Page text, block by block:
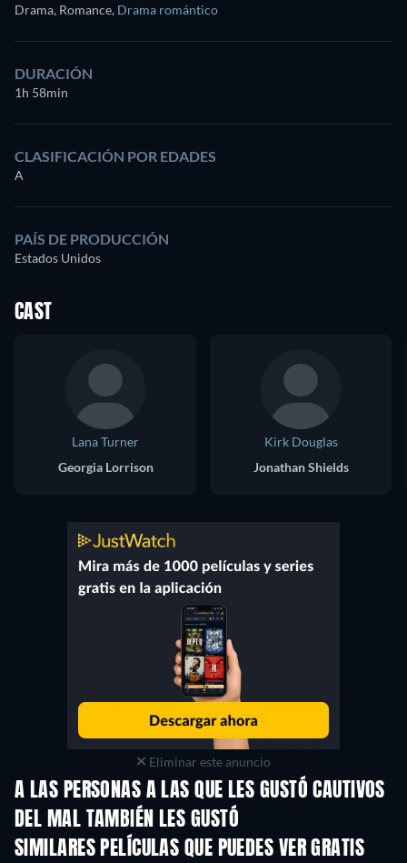
Drama, Romance, Drama romántico
DURACIÓN
1h 58min
CLASIFICACIÓN POR EDADES
A
PAÍS DE PRODUCCIÓN
Estados Unidos
CAST
Lana Turner
Georgia Lorrison
Kirk Douglas
Jonathan Shields
Eliminar este anuncio
A LAS PERSONAS A LAS QUE LES GUSTÓ CAUTIVOS
DEL MAL TAMBIÉN LES GUSTÓ
SIMILARES PELÍCULAS QUE PUEDES VER GRATIS